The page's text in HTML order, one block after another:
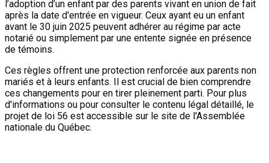
l’adoption d’un enfant par des parents vivant en union de fait
après la date d'entrée en vigueur. Ceux ayant eu un enfant
avant le 30 juin 2025 peuvent adhérer au régime par acte
notarié ou simplement par une entente signée en présence
de témoins.
Ces règles offrent une protection renforcée aux parents non
mariés et à leurs enfants. Il est crucial de bien comprendre
ces changements pour en tirer pleinement parti. Pour plus
d'informations ou pour consulter le contenu légal détaillé, le
projet de loi 56 est accessible sur le site de l'Assemblée
nationale du Québec.